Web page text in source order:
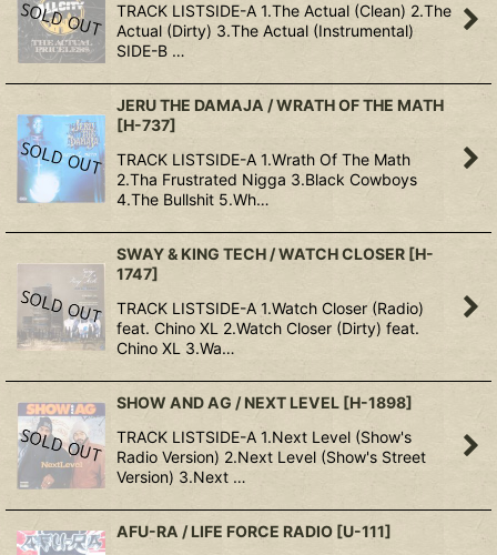
TRACK LISTSIDE-A 1.The Actual (Clean) 2.The
Actual (Dirty) 3.The Actual (Instrumental)
SIDE-B …
JERU THE DAMAJA / WRATH OF THE MATH
[H-737]
TRACK LISTSIDE-A 1.Wrath Of The Math
2.Tha Frustrated Nigga 3.Black Cowboys
4.The Bullshit 5.Wh…
SWAY & KING TECH / WATCH CLOSER [H-
1747]
TRACK LISTSIDE-A 1.Watch Closer (Radio)
feat. Chino XL 2.Watch Closer (Dirty) feat.
Chino XL 3.Wa…
SHOW AND AG / NEXT LEVEL [H-1898]
TRACK LISTSIDE-A 1.Next Level (Show's
Radio Version) 2.Next Level (Show's Street
Version) 3.Next …
AFU-RA / LIFE FORCE RADIO [U-111]